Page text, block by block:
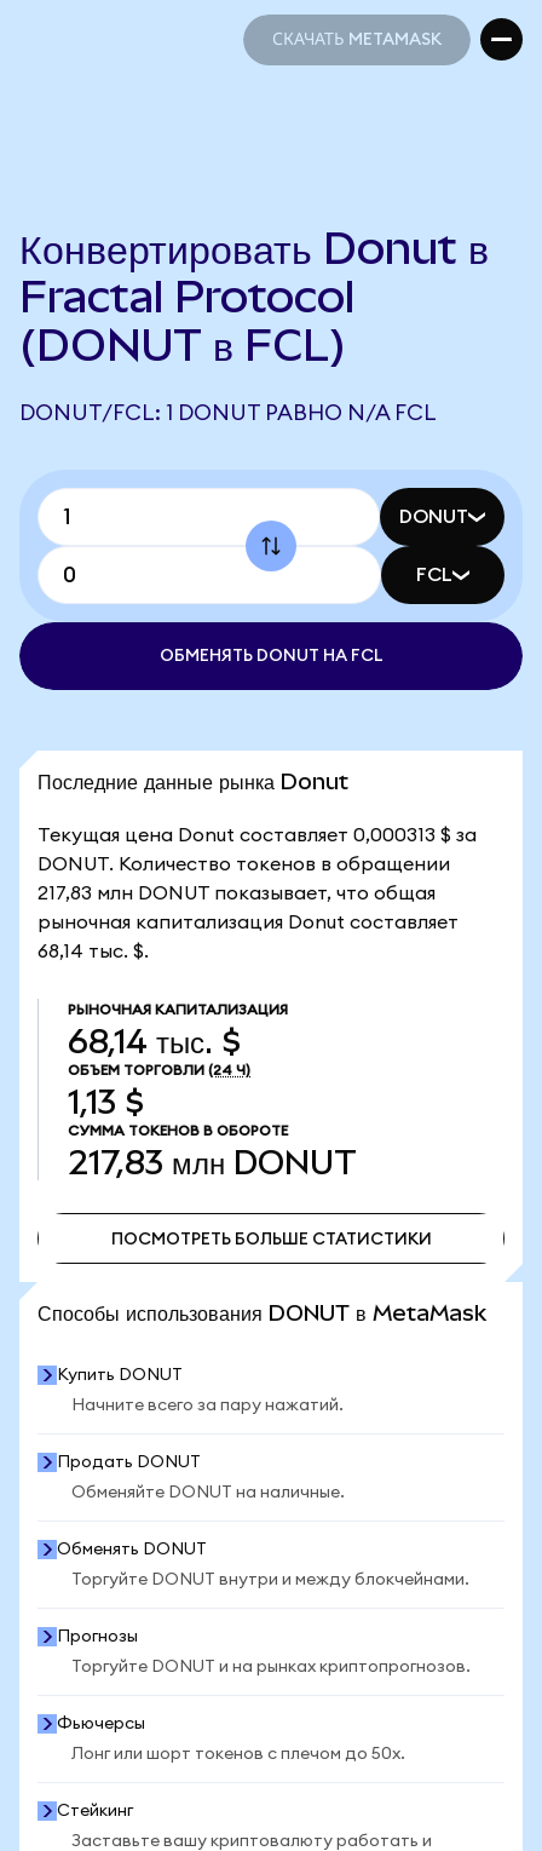
СКАЧАТЬ METAMASK
Конвертировать Donut в
Fractal Protocol
(DONUT в FCL)
DONUT/FCL: 1 DONUT РАВНО N/A FCL
DONUT
FCL
ОБМЕНЯТЬ DONUT НА FCL
Последние данные рынка Donut
Текущая цена Donut составляет 0,000313 $ за
DONUT. Количество токенов в обращении
217,83 млн DONUT показывает, что общая
рыночная капитализация Donut составляет
68,14 тыс. $.
РЫНОЧНАЯ КАПИТАЛИЗАЦИЯ
68,14 тыс. $
ОБЪЕМ ТОРГОВЛИ (24 Ч)
1,13 $
СУММА ТОКЕНОВ В ОБОРОТЕ
217,83 млн DONUT
ПОСМОТРЕТЬ БОЛЬШЕ СТАТИСТИКИ
Способы использования DONUT в MetaMask
Купить DONUT
Начните всего за пару нажатий.
Продать DONUT
Обменяйте DONUT на наличные.
Обменять DONUT
Торгуйте DONUT внутри и между блокчейнами.
Прогнозы
Торгуйте DONUT и на рынках криптопрогнозов.
Фьючерсы
Лонг или шорт токенов с плечом до 50x.
Стейкинг
Заставьте вашу криптовалюту работать и